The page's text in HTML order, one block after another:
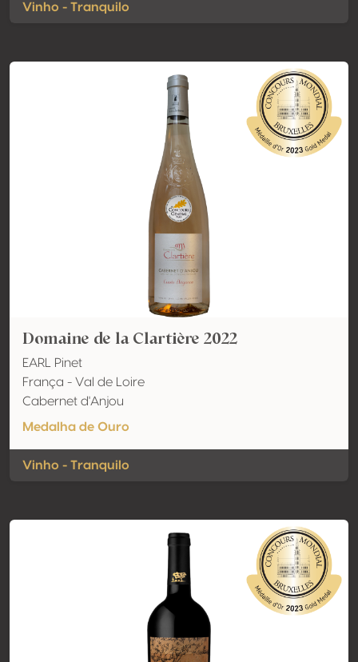
Vinho - Tranquilo
Domaine de la Clartière 2022
EARL Pinet
França - Val de Loire
Cabernet d'Anjou
Medalha de Ouro
Vinho - Tranquilo